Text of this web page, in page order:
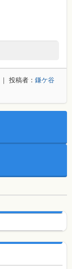
｜ 投稿者： 鎌ケ谷